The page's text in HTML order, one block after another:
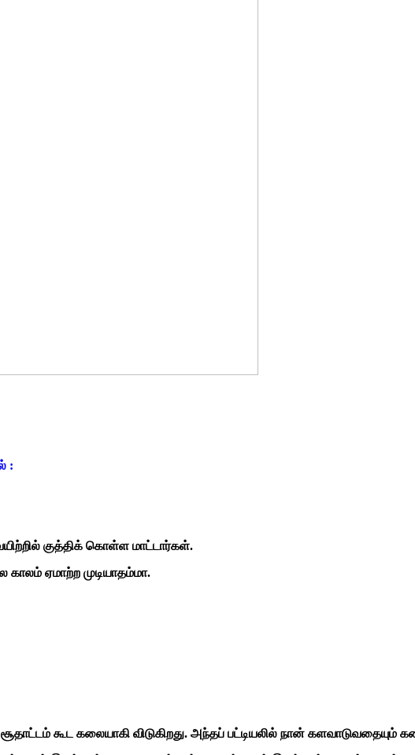
:
குத்திக் கொள்ள மாட்டார்கள்.
ஏமாற்ற முடியாதம்மா.
கூட கலையாகி விடுகிறது. அந்தப் பட்டியலில் நான் களவாடுவதையும்